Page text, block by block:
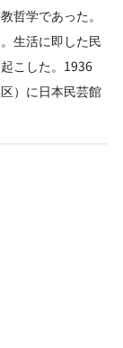
哲学であった。
生活に即した民
こした。1936
）に日本民芸館